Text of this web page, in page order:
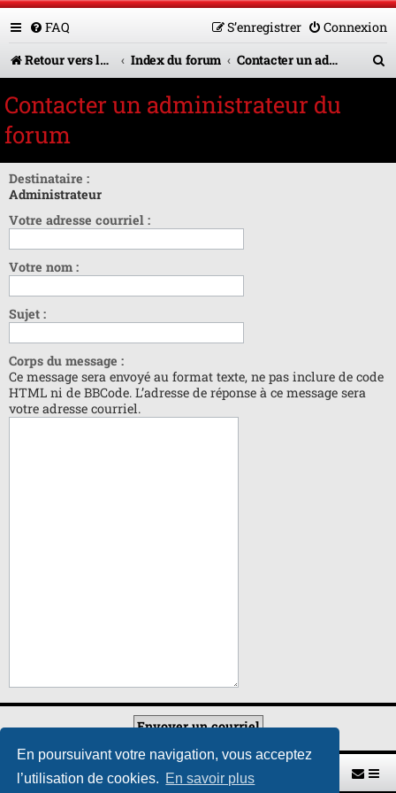
En poursuivant votre navigation, vous acceptez
l’utilisation de cookies. En savoir plus
FAQ Connexion
S’enregistrer
Retour vers le site U.A.G.R.
Index du forum Contacter un administrateur du forum
e
Contacter un administrateur du
forum
Destinataire :
Administrateur
Votre adresse courriel :
Votre nom :
Sujet :
Corps du message :
Ce message sera envoyé au format texte, ne pas inclure de code
HTML ni de BBCode. L’adresse de réponse à ce message sera
votre adresse courriel.
Retour vers le site U.A.G.R. Index du forum